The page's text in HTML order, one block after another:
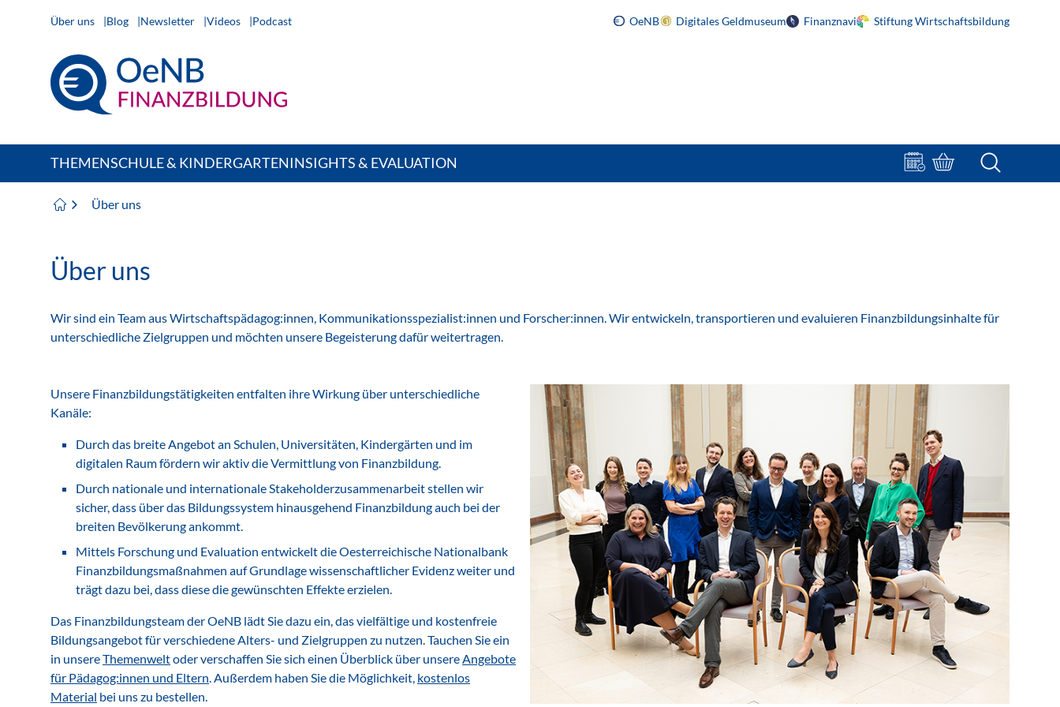
Über uns Blog Newsletter Videos Podcast OeNB Digitales Geldmuseum Finanznavi Stiftung Wirtschaftsbildung
THEMENSCHULE & KINDERGARTENINSIGHTS & EVALUATION Terminbuchung
Bestellportal
Über uns
Über uns
Wir sind ein Team aus Wirtschaftspädagog:innen, Kommunikationsspezialist:innen und Forscher:innen. Wir entwickeln, transportieren und evaluieren Finanzbildungsinhalte für
unterschiedliche Zielgruppen und möchten unsere Begeisterung dafür weitertragen.
Unsere Finanzbildungstätigkeiten entfalten ihre Wirkung über unterschiedliche
Kanäle:
Durch das breite Angebot an Schulen, Universitäten, Kindergärten und im
digitalen Raum fördern wir aktiv die Vermittlung von Finanzbildung.
Durch nationale und internationale Stakeholderzusammenarbeit stellen wir
sicher, dass über das Bildungssystem hinausgehend Finanzbildung auch bei der
breiten Bevölkerung ankommt.
Mittels Forschung und Evaluation entwickelt die Oesterreichische Nationalbank
Finanzbildungsmaßnahmen auf Grundlage wissenschaftlicher Evidenz weiter und
trägt dazu bei, dass diese die gewünschten Effekte erzielen.
Das Finanzbildungsteam der OeNB lädt Sie dazu ein, das vielfältige und kostenfreie
Bildungsangebot für verschiedene Alters- und Zielgruppen zu nutzen. Tauchen Sie ein
in unsereThemenweltoder verschaffen Sie sich einen Überblick über unsere Angebote
für Pädagog:innen und Eltern . Außerdem haben Sie die Möglichkeit, kostenlos
Material bei uns zu bestellen.